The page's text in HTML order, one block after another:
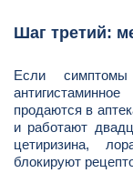
Шаг третий:
Если
продаются в
и работают
цетиризина,
блокируют